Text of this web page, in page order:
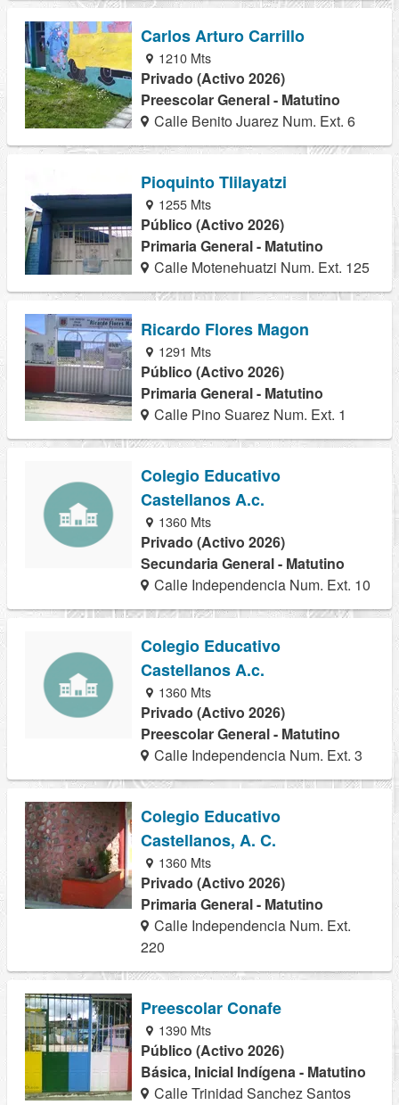
Carlos Arturo Carrillo
1210 Mts
Privado (Activo 2026)
Preescolar General - Matutino
Calle Benito Juarez Num. Ext. 6
Pioquinto Tlilayatzi
1255 Mts
Público (Activo 2026)
Primaria General - Matutino
Calle Motenehuatzi Num. Ext. 125
Ricardo Flores Magon
1291 Mts
Público (Activo 2026)
Primaria General - Matutino
Calle Pino Suarez Num. Ext. 1
Colegio Educativo
Castellanos A.c.
1360 Mts
Privado (Activo 2026)
Secundaria General - Matutino
Calle Independencia Num. Ext. 10
Colegio Educativo
Castellanos A.c.
1360 Mts
Privado (Activo 2026)
Preescolar General - Matutino
Calle Independencia Num. Ext. 3
Colegio Educativo
Castellanos, A. C.
1360 Mts
Privado (Activo 2026)
Primaria General - Matutino
Calle Independencia Num. Ext.
220
Preescolar Conafe
1390 Mts
Público (Activo 2026)
Básica, Inicial Indígena - Matutino
Calle Trinidad Sanchez Santos